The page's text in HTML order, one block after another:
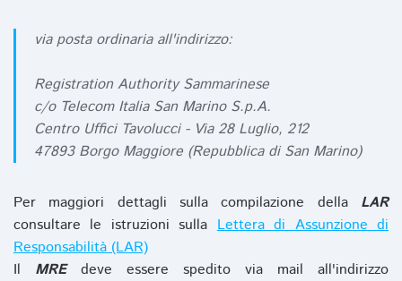
via posta ordinaria all'indirizzo:
Registration Authority Sammarinese
c/o Telecom Italia San Marino S.p.A.
Centro Uffici Tavolucci - Via 28 Luglio, 212
47893 Borgo Maggiore (Repubblica di San Marino)
Per maggiori dettagli sulla compilazione della LAR
consultare le istruzioni sullaLettera di Assunzione di
Responsabilità (LAR)
Il MREdeve essere spedito via mail all'indirizzo